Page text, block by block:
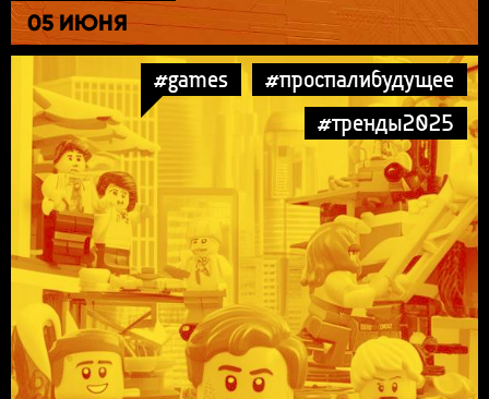
05 ИЮНЯ
#games
#проспалибудущее
#тренды2025